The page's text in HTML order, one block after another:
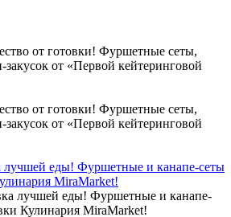
лучшей еды! Фуршетные и канапе-сеты
MiraMarket!